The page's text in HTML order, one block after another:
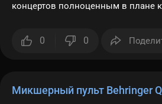
концертов полноценным в плане
0 0
Микшерный пульт Behringer